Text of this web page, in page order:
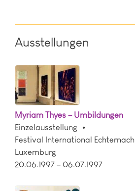
Ausstellungen
Myriam Thyes – Umbildungen
Einzelausstellung
Festival International Echternach
Luxemburg
20.06.1997 – 06.07.1997